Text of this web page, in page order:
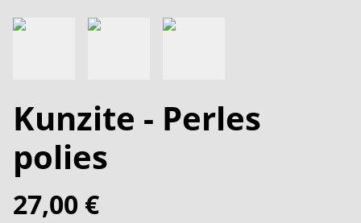
Kunzite - Perles
polies
27,00 €